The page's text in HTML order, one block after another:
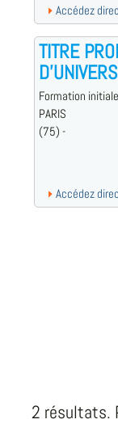
Accédez
TITRE
Formation initiale
PARIS
(75) -
Accédez
2 résultats.